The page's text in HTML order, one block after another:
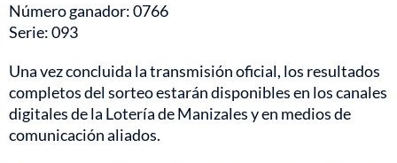
Número ganador: 0766
Serie: 093
Una vez concluida la transmisión oficial, los resultados
completos del sorteo estarán disponibles en los canales
digitales de la Lotería de Manizales y en medios de
comunicación aliados.